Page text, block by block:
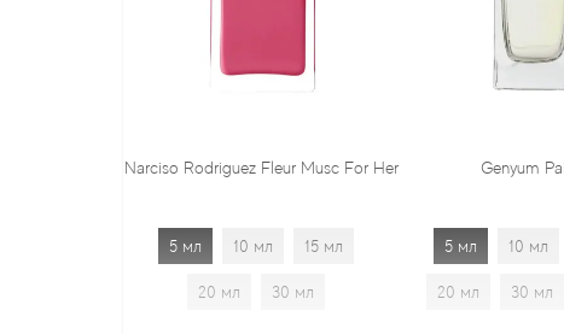
Rodriguez Fleur Musc For Her
15 мл
Genyum Painter
5 мл 15 мл
20 мл 1.7 мл